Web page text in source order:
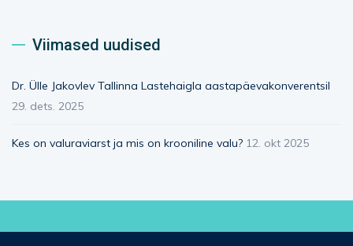
Viimased uudised
Dr. Ülle Jakovlev Tallinna Lastehaigla aastapäevakonverentsil
29. dets. 2025
Kes on valuraviarst ja mis on krooniline valu? 12. okt 2025